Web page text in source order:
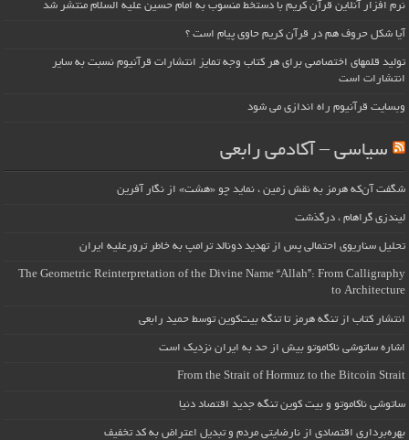
نرم افزار آنلاین قرآن کریم با دستخط منسوب به امام حسین علیه السلام منتشر شد
آیا شکل حروف هم در قرآن کریم حاوی پیام است ؟
تولید قلمهای اختصاصی برای هر کتاب وجه تمایز انتشارات قرآنیوم نسبت به سایر
انتشارات است
وبسایت قرآنیوم راه اندازی می شود
سیاسی – آکادمی رابعی
شگفت آن‌که هرمز به نقش زمین ، نماید چو «هشت» از نگار آفرین
لیندزی گراهام ، درگذشت
تحلیل سناریوی احتمالی پس از تهدید دونالد ترامپ به خاطر ترورعلیه ایران
The Geometric Reinterpretation of the Divine Name “Allah”: From Calligraphy
to Architecture
انتشار کتاب از تنگه هرمز تا تنگه بیت‌کوین توسط حمید رابعی
اشاره ساتوشی ناکاموتو بیش از حد به ایران نزدیک است
From the Strait of Hormuz to the Bitcoin Strait
ساتوشی ناکاموتو و بیت کوین تنگه جدید اقتصاد دنیا
بهره‌برداری اقتصادی از نارضایتی مردم و تبدیل اعتراض به کد تخفیف